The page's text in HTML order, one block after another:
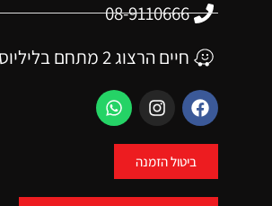
08-9110666
חיים הרצוג 2 מתחם בליליוס גדרה
ביטול הזמנה